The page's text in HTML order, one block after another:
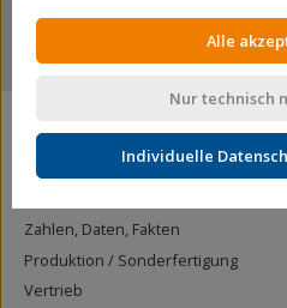
mehr als
Zahlen, Daten, Fakten
Produktion / Sonderfertigung
Vertrieb
Alle
Nur technisch
Individuelle